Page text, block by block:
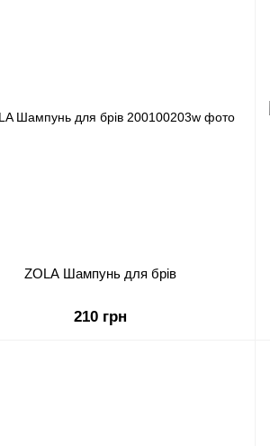
ZOLA Шампунь для брів
210 грн